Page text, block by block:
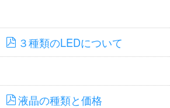
３種類のLEDについて
液晶の種類と価格